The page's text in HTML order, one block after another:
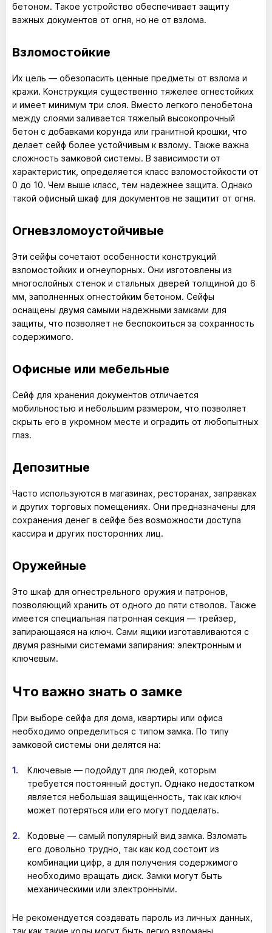
бетоном. Такое устройство обеспечивает защиту
важных документов от огня, но не от взлома.
Взломостойкие
Их цель — обезопасить ценные предметы от взлома и
кражи. Конструкция существенно тяжелее огнестойких
и имеет минимум три слоя. Вместо легкого пенобетона
между слоями заливается тяжелый высокопрочный
бетон с добавками корунда или гранитной крошки, что
делает сейф более устойчивым к взлому. Также важна
сложность замковой системы. В зависимости от
характеристик, определяется класс взломостойкости от
0 до 10. Чем выше класс, тем надежнее защита. Однако
такой офисный шкаф для документов не защитит от огня.
Огневзломоустойчивые
Эти сейфы сочетают особенности конструкций
взломостойких и огнеупорных. Они изготовлены из
многослойных стенок и стальных дверей толщиной до 6
мм, заполненных огнестойким бетоном. Сейфы
оснащены двумя самыми надежными замками для
защиты, что позволяет не беспокоиться за сохранность
содержимого.
Офисные или мебельные
Сейф для хранения документов отличается
мобильностью и небольшим размером, что позволяет
скрыть его в укромном месте и оградить от любопытных
глаз.
Депозитные
Часто используются в магазинах, ресторанах, заправках
и других торговых помещениях. Они предназначены для
сохранения денег в сейфе без возможности доступа
кассира и других посторонних лиц.
Оружейные
Это шкаф для огнестрельного оружия и патронов,
позволяющий хранить от одного до пяти стволов. Также
имеется специальная патронная секция — трейзер,
запирающаяся на ключ. Сами ящики изготавливаются с
двумя разными системами запирания: электронным и
ключевым.
Что важно знать о замке
При выборе сейфа для дома, квартиры или офиса
необходимо определиться с типом замка. По типу
замковой системы они делятся на:
Ключевые — подойдут для людей, которым
требуется постоянный доступ. Однако недостатком
является небольшая защищенность, так как ключ
может потеряться или его могут подделать.
Кодовые — самый популярный вид замка. Взломать
его довольно трудно, так как код состоит из
комбинации цифр, а для получения содержимого
необходимо вращать диск. Замки могут быть
механическими или электронными.
Не рекомендуется создавать пароль из личных данных,
так как такие коды могут быть легко взломаны